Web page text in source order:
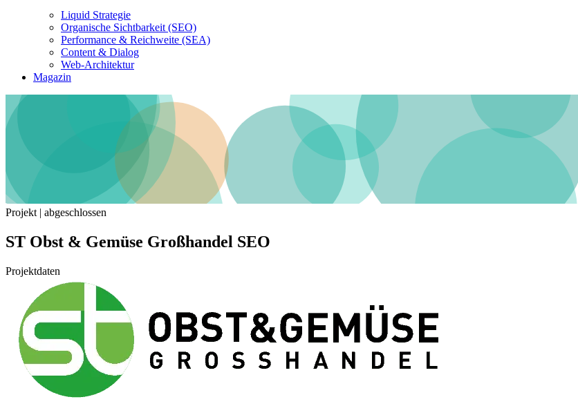
Liquid Strategie
Organische Sichtbarkeit (SEO)
Performance & Reichweite (SEA)
Content & Dialog
Web-Architektur
Magazin
Projekt | abgeschlossen
ST Obst & Gemüse Großhandel SEO
Projektdaten